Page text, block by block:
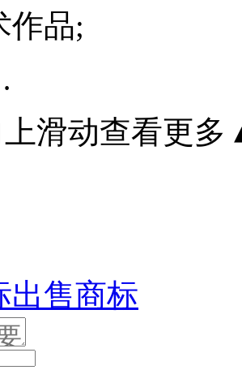
作品;
动查看更多
出售商标